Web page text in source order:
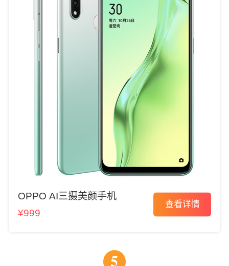
OPPO AI三摄美颜手机
¥999
查看详情
5